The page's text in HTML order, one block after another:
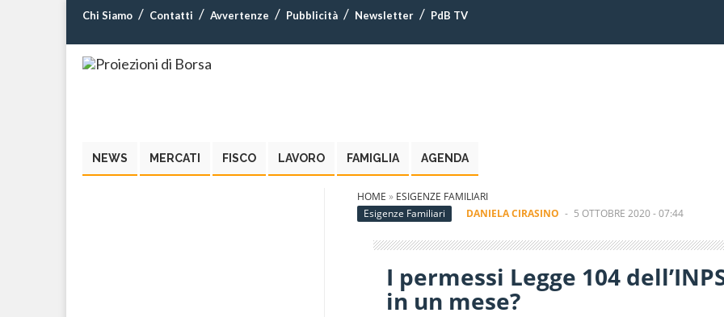
Chi Siamo Contatti Avvertenze Pubblicità Newsletter PdB TV
NEWS MERCATI FISCO LAVORO FAMIGLIA AGENDA
HOME » ESIGENZE FAMILIARI
Esigenze Familiari
DANIELA CIRASINO - 5 OTTOBRE 2020 - 07:44
I permessi Legge 104
in un mese?